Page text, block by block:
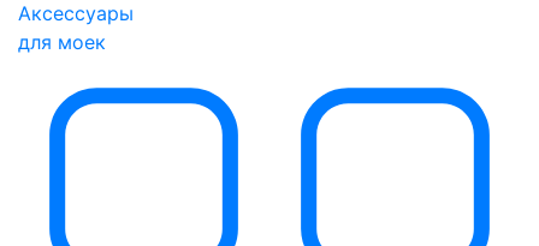
Аксессуары
для моек